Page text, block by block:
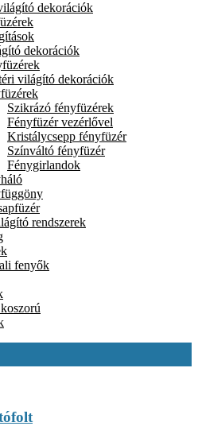
dekorációk
dekorációk
világító dekorációk
Szikrázó fényfüzérek
Fényfüzér vezérlővel
Kristálycsepp fényfüzér
Színváltó fényfüzér
Fénygirlandok
rendszerek
fenyők